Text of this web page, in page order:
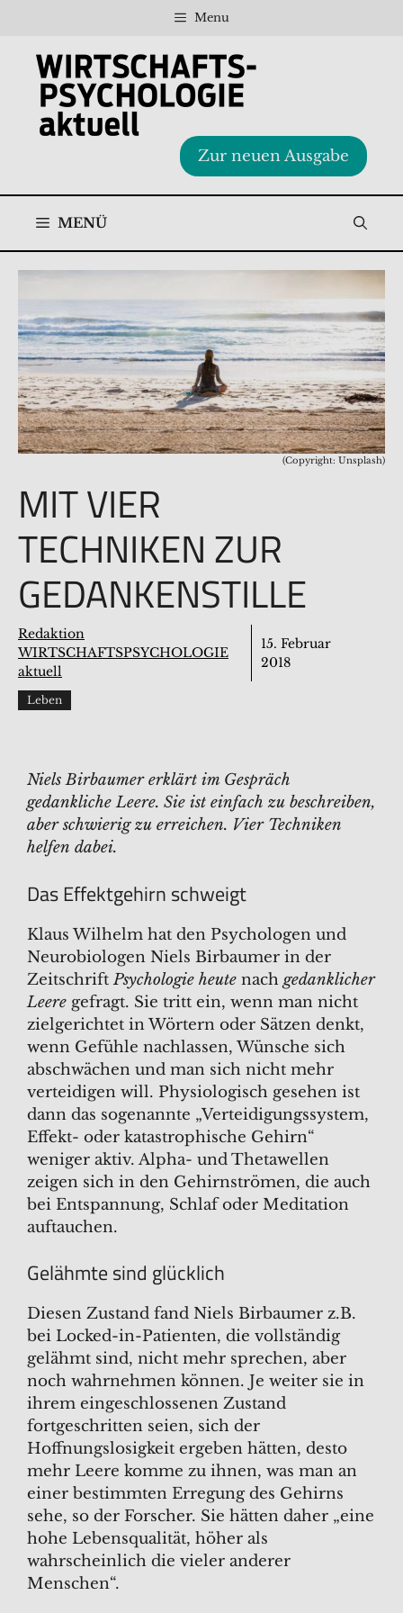
springen
Menu
Zur neuen Ausgabe
MENÜ
MIT VIER
TECHNIKEN ZUR
GEDANKENSTILLE
Redaktion
WIRTSCHAFTSPSYCHOLOGIE
aktuell
15. Februar
2018
Leben
(Copyright: Unsplash)
Niels Birbaumer erklärt im Gespräch
gedankliche Leere. Sie ist einfach zu beschreiben,
aber schwierig zu erreichen. Vier Techniken
helfen dabei.
Das Effektgehirn schweigt
Klaus Wilhelm hat den Psychologen und
Neurobiologen Niels Birbaumer in der
ZeitschriftPsychologie heute nach gedanklicher
Leere gefragt. Sie tritt ein, wenn man nicht
zielgerichtet in Wörtern oder Sätzen denkt,
wenn Gefühle nachlassen, Wünsche sich
abschwächen und man sich nicht mehr
verteidigen will. Physiologisch gesehen ist
dann das sogenannte „Verteidigungssystem,
Effekt- oder katastrophische Gehirn“
weniger aktiv. Alpha- und Thetawellen
zeigen sich in den Gehirnströmen, die auch
bei Entspannung, Schlaf oder Meditation
auftauchen.
Gelähmte sind glücklich
Diesen Zustand fand Niels Birbaumer z.B.
bei Locked-in-Patienten, die vollständig
gelähmt sind, nicht mehr sprechen, aber
noch wahrnehmen können. Je weiter sie in
ihrem eingeschlossenen Zustand
fortgeschritten seien, sich der
Hoffnungslosigkeit ergeben hätten, desto
mehr Leere komme zu ihnen, was man an
einer bestimmten Erregung des Gehirns
sehe, so der Forscher. Sie hätten daher „eine
hohe Lebensqualität, höher als
wahrscheinlich die vieler anderer
Menschen“.